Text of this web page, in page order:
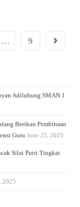
… 9
Adiluhung SMAN 1
Berikan Pembinaan
Guru June 25, 2025
Silat Putri Tingkat
2025